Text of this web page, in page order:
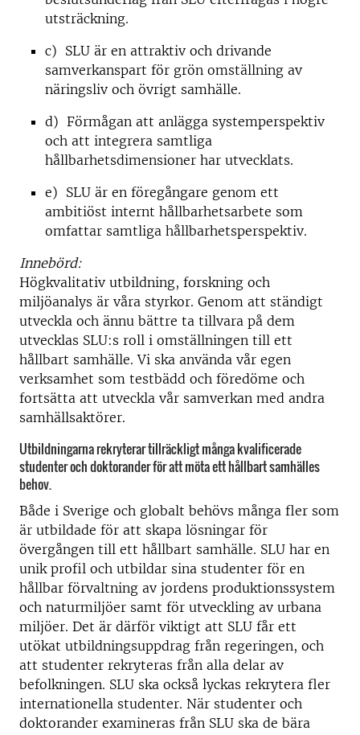
utsträckning.
c) SLU är en attraktiv och drivande
samverkanspart för grön omställning av
näringsliv och övrigt samhälle.
d) Förmågan att anlägga systemperspektiv
och att integrera samtliga
hållbarhetsdimensioner har utvecklats.
e) SLU är en föregångare genom ett
ambitiöst internt hållbarhetsarbete som
omfattar samtliga hållbarhetsperspektiv.
Innebörd:
Högkvalitativ utbildning, forskning och
miljöanalys är våra styrkor. Genom att ständigt
utveckla och ännu bättre ta tillvara på dem
utvecklas SLU:s roll i omställningen till ett
hållbart samhälle. Vi ska använda vår egen
verksamhet som testbädd och föredöme och
fortsätta att utveckla vår samverkan med andra
samhällsaktörer.
Utbildningarna rekryterar tillräckligt många kvalificerade
studenter och doktorander för att möta ett hållbart samhälles
behov.
Både i Sverige och globalt behövs många fler som
är utbildade för att skapa lösningar för
övergången till ett hållbart samhälle. SLU har en
unik profil och utbildar sina studenter för en
hållbar förvaltning av jordens produktionssystem
och naturmiljöer samt för utveckling av urbana
miljöer. Det är därför viktigt att SLU får ett
utökat utbildningsuppdrag från regeringen, och
att studenter rekryteras från alla delar av
befolkningen. SLU ska också lyckas rekrytera fler
internationella studenter. När studenter och
doktorander examineras från SLU ska de bära